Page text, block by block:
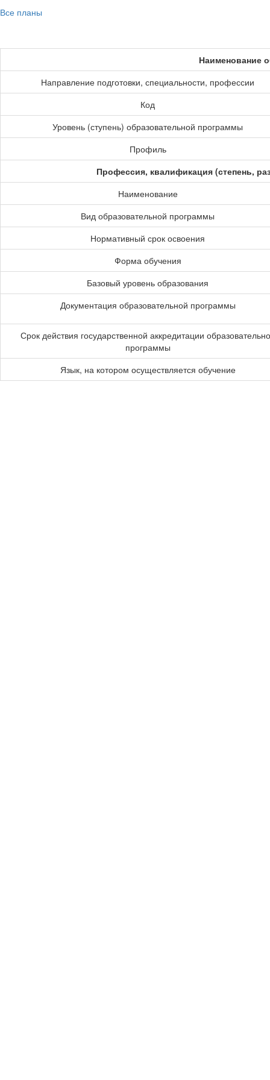
Все планы
Наименование
Направление подготовки, специальности, профессии
Код
Уровень (ступень) образовательной программы
Профиль
Профессия, квалификация (степень,
Наименование
Вид образовательной программы
Нормативный срок освоения
Форма обучения
Базовый уровень образования
Документация образовательной программы
Срок действия государственной аккредитации
программы
Язык, на котором осуществляется обучение